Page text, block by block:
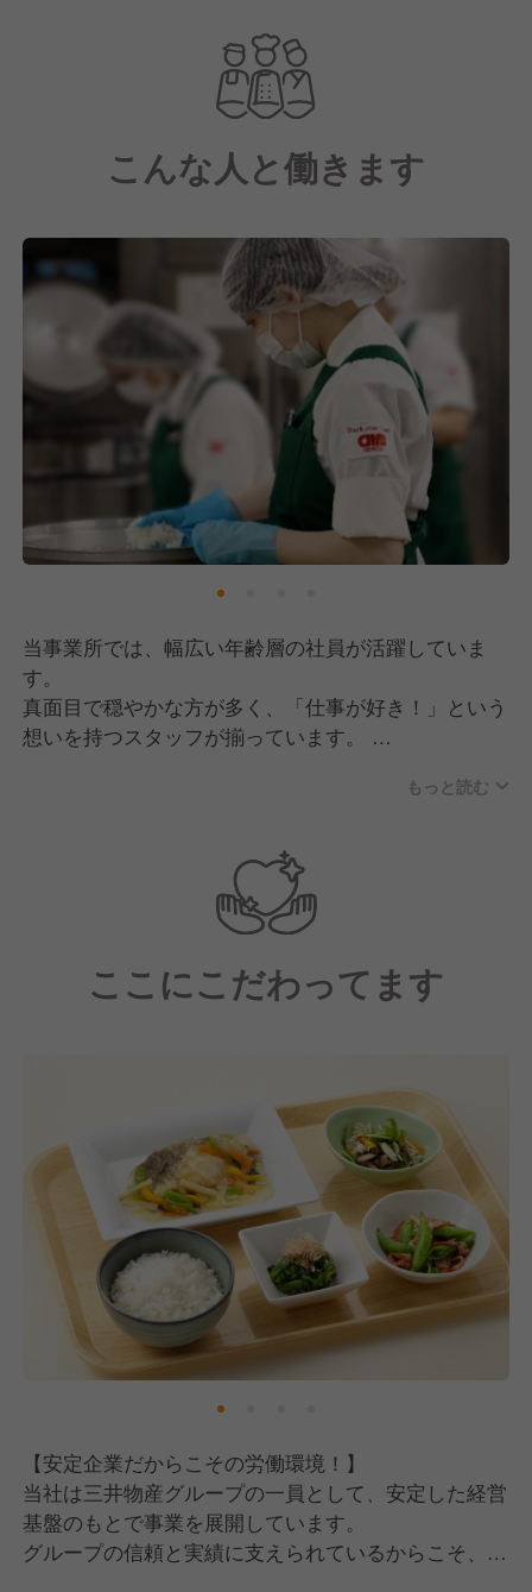
最大級の給食・ホスピタリティサービス企業です。
現在は三井物産100％子会社として、フードサービス
を中心に、オフィス、工場、学校、病院・福祉施設、
スタジアム・トレーニング施設など、多岐にわたる事
業を展開しています。
業本部』では、西日本エリアの病院や高齢者施設、社
会福祉施設にて栄養管理サービスをはじめとした食の
事業をおこなっています。
その中でJCHO九州病院では、通常メニューから治療
食や嚥下食など、患者さま・入居者さまの病状や状態
に合わせたお食事を提供しています。
私たちは食事を提供するだけではなく、その先にある
「笑顔」や「生きる活力」を提供することにありま
す。
これからもこの想いは忘れずに、たくさんの人たち
に“元気のもと”を届けてまいります！
そして現在は、私たちの想いに共感していただきなが
ら共に成長していける、新しい仲間の採用に注力中で
す！
こんな人と働きます
当事業所では、幅広い年齢層の社員が活躍していま
す。
真面目で穏やかな方が多く、「仕事が好き！」という
想いを持つスタッフが揃っています。
チームワークを大切にしており、組織としての仕組み
些細なことにも気を配り合い、お互いが働きやすい環
境作りを行っています。
そのため、分からないことがあっても聞きやすい雰囲
気があり、新しく入社される方も安心です！
もっと読む
ここにこだわってます
【安定企業だからこその労働環境！】
当社は三井物産グループの一員として、安定した経営
基盤のもとで事業を展開しています。
グループの信頼と実績に支えられているからこそ、社